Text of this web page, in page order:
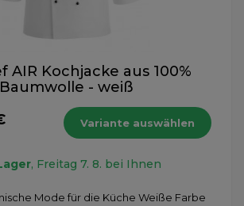
AIR Kochjacke aus 100%
Baumwolle - weiß
Variante auswählen
, Freitag 7. 8. bei Ihnen
Mode für die Küche Weiße Farbe